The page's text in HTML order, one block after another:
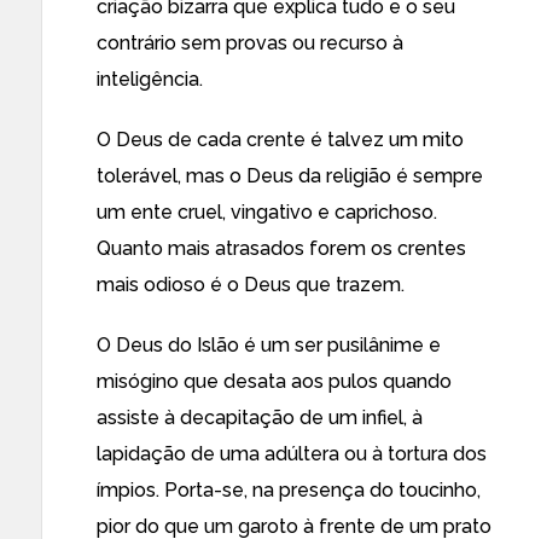
criação bizarra que explica tudo e o seu
contrário sem provas ou recurso à
inteligência.
O Deus de cada crente é talvez um mito
tolerável, mas o Deus da religião é sempre
um ente cruel, vingativo e caprichoso.
Quanto mais atrasados forem os crentes
mais odioso é o Deus que trazem.
O Deus do Islão é um ser pusilânime e
misógino que desata aos pulos quando
assiste à decapitação de um infiel, à
lapidação de uma adúltera ou à tortura dos
ímpios. Porta-se, na presença do toucinho,
pior do que um garoto à frente de um prato